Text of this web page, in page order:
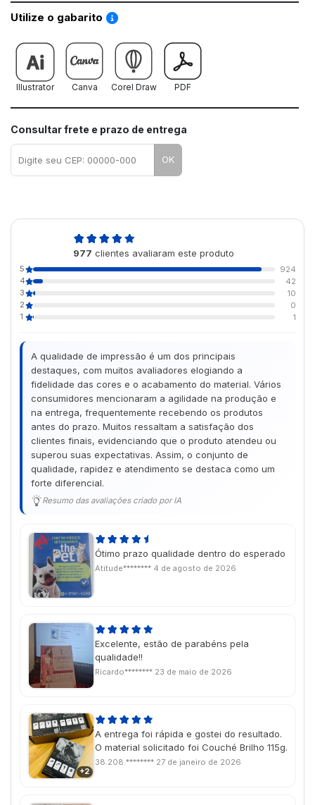
Utilize o gabarito Saiba como utilizar os nossos gabaritos
Illustrator Canva Corel Draw PDF
Consultar frete e prazo de entrega
OK
977 clientes avaliaram este produto
5
924
4
42
3
10
2
0
1
1
A qualidade de impressão é um dos principais
destaques, com muitos avaliadores elogiando a
fidelidade das cores e o acabamento do material. Vários
consumidores mencionaram a agilidade na produção e
na entrega, frequentemente recebendo os produtos
antes do prazo. Muitos ressaltam a satisfação dos
clientes finais, evidenciando que o produto atendeu ou
superou suas expectativas. Assim, o conjunto de
qualidade, rapidez e atendimento se destaca como um
forte diferencial.
Resumo das avaliações criado por IA
Ótimo prazo qualidade dentro do esperado
Atitude******** 4 de agosto de 2026
Excelente, estão de parabéns pela
qualidade!!
Ricardo******** 23 de maio de 2026
+2
A entrega foi rápida e gostei do resultado.
O material solicitado foi Couché Brilho 115g.
38.208.******** 27 de janeiro de 2026